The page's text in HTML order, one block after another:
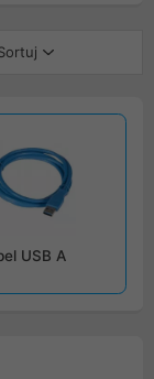
kolorze i
USB A